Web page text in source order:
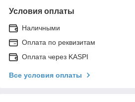
Условия оплаты
Наличными
Оплата по реквизитам
Оплата через KASPI
Все условия оплаты